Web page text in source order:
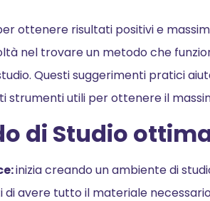
ottenere risultati positivi e
nel trovare un metodo che
Questi suggerimenti pratici
strumenti utili per ottenere il
di Studio
inizia creando un ambiente di
avere tutto il materiale